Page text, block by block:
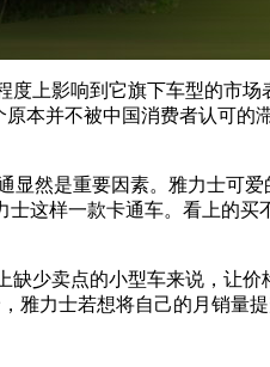
度上影响到它旗下车型的市场
本并不被中国消费者认可
显然是重要因素。雅力士可
这样一款卡通车。看上的
缺少卖点的小型车来说，让
雅力士若想将自己的月销量